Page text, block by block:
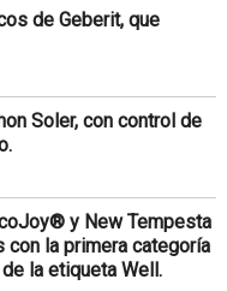
de Geberit, que
Soler, con control de
y New Tempesta
la primera categoría
la etiqueta Well.